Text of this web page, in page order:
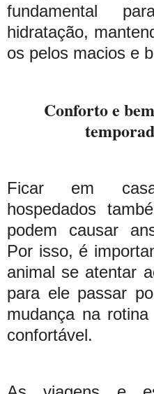
fundamental
hidratação,
os pelos macios e
Conforto e
Ficar em
hospedados
podem causar
Por isso, é
animal se atentar
para ele passar
mudança na
confortável.